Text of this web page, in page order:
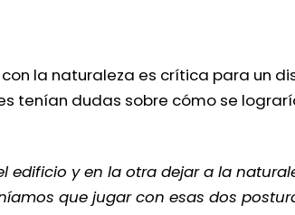
la naturaleza es crítica para un
tenían dudas sobre cómo se
edificio y en la otra dejar a la
que jugar con esas dos